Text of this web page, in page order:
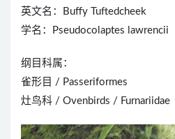
英文名：Buffy Tuftedcheek
学名：Pseudocolaptes lawrencii
纲目科属：
雀形目 / Passeriformes
灶鸟科 / Ovenbirds / Furnariidae